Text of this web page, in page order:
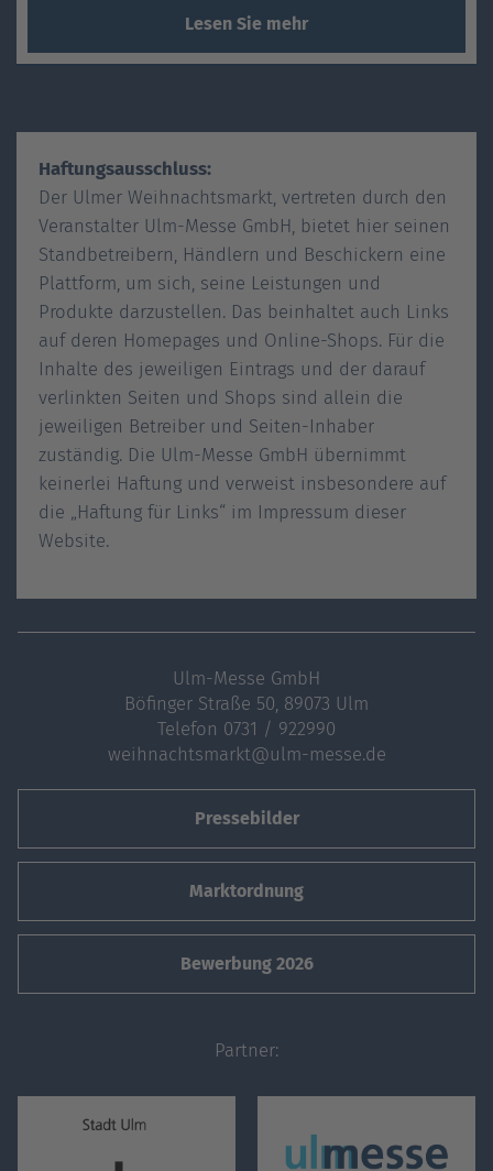
Lesen Sie mehr
Haftungsausschluss:
Der Ulmer Weihnachtsmarkt, vertreten durch den
Veranstalter Ulm-Messe GmbH, bietet hier seinen
Standbetreibern, Händlern und Beschickern eine
Plattform, um sich, seine Leistungen und
Produkte darzustellen. Das beinhaltet auch Links
auf deren Homepages und Online-Shops. Für die
Inhalte des jeweiligen Eintrags und der darauf
verlinkten Seiten und Shops sind allein die
jeweiligen Betreiber und Seiten-Inhaber
zuständig. Die Ulm-Messe GmbH übernimmt
keinerlei Haftung und verweist insbesondere auf
die „Haftung für Links“ im Impressum dieser
Website.
Ulm-Messe GmbH
Böfinger Straße 50, 89073 Ulm
Telefon 0731 / 922990
weihnachtsmarkt@ulm-messe.de
Pressebilder
Marktordnung
Bewerbung 2026
Partner: